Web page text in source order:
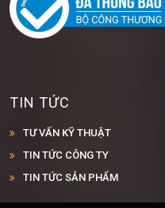
TIN TỨC
TƯ VẤN KỸ THUẬT
TIN TỨC CÔNG TY
TIN TỨC SẢN PHẨM